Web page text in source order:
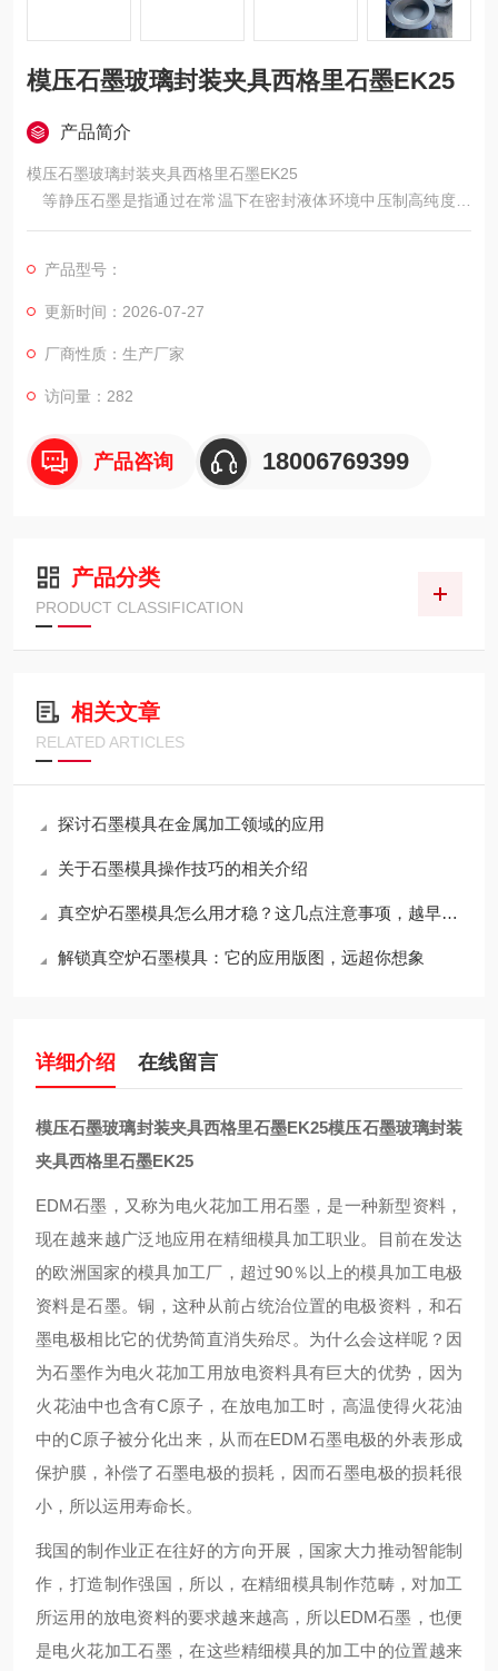
模压石墨玻璃封装夹具西格里石墨EK25
产品简介
模压石墨玻璃封装夹具西格里石墨EK25
等静压石墨是指通过在常温下在密封液体环境中压制高纯度石
墨粉末并通过超高压转移粉末而获得的石墨材料。因为液体中的
向上具有相同的性能值。
产品型号：
更新时间：2026-07-27
厂商性质：生产厂家
访问量：282
产品咨询 18006769399
产品分类
PRODUCT CLASSIFICATION
相关文章
RELATED ARTICLES
探讨石墨模具在金属加工领域的应用
关于石墨模具操作技巧的相关介绍
真空炉石墨模具怎么用才稳？这几点注意事项，越早知道越省心
解锁真空炉石墨模具：它的应用版图，远超你想象
详细介绍 在线留言
模压石墨玻璃封装夹具西格里石墨EK25模压石墨玻璃封装
夹具西格里石墨EK25
EDM石墨，又称为电火花加工用石墨，是一种新型资料，
现在越来越广泛地应用在精细模具加工职业。目前在发达
的欧洲国家的模具加工厂，超过90％以上的模具加工电极
资料是石墨。铜，这种从前占统治位置的电极资料，和石
墨电极相比它的优势简直消失殆尽。为什么会这样呢？因
为石墨作为电火花加工用放电资料具有巨大的优势，因为
火花油中也含有C原子，在放电加工时，高温使得火花油
中的C原子被分化出来，从而在EDM石墨电极的外表形成
保护膜，补偿了石墨电极的损耗，因而石墨电极的损耗很
小，所以运用寿命长。
我国的制作业正在往好的方向开展，国家大力推动智能制
作，打造制作强国，所以，在精细模具制作范畴，对加工
所运用的放电资料的要求越来越高，所以EDM石墨，也便
是电火花加工石墨，在这些精细模具的加工中的位置越来